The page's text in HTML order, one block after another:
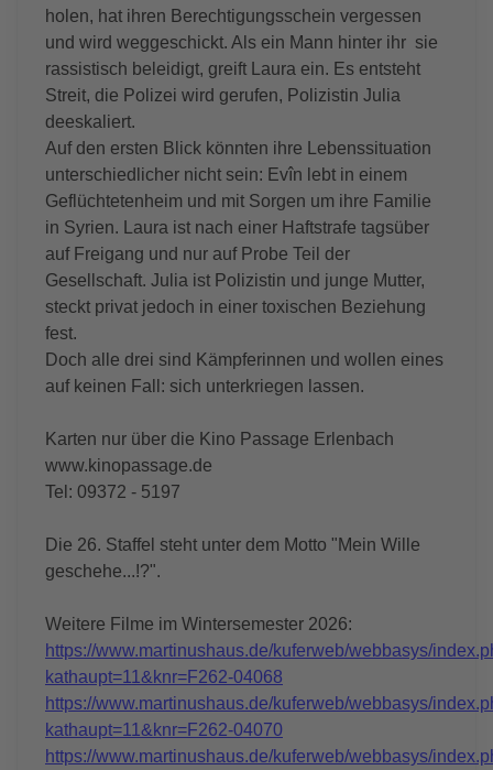
holen, hat ihren Berechtigungsschein vergessen
und wird weggeschickt. Als ein Mann hinter ihr sie
rassistisch beleidigt, greift Laura ein. Es entsteht
Streit, die Polizei wird gerufen, Polizistin Julia
deeskaliert.
Auf den ersten Blick könnten ihre Lebenssituation
unterschiedlicher nicht sein: Evîn lebt in einem
Geflüchtetenheim und mit Sorgen um ihre Familie
in Syrien. Laura ist nach einer Haftstrafe tagsüber
auf Freigang und nur auf Probe Teil der
Gesellschaft. Julia ist Polizistin und junge Mutter,
steckt privat jedoch in einer toxischen Beziehung
fest.
Doch alle drei sind Kämpferinnen und wollen eines
auf keinen Fall: sich unterkriegen lassen.
Karten nur über die Kino Passage Erlenbach
www.kinopassage.de
Tel: 09372 - 5197
Die 26. Staffel steht unter dem Motto "Mein Wille
geschehe...!?".
Weitere Filme im Wintersemester 2026:
https://www.martinushaus.de/kuferweb/webbasys/
kathaupt=11&knr=F262-04068
https://www.martinushaus.de/kuferweb/webbasys/
kathaupt=11&knr=F262-04070
https://www.martinushaus.de/kuferweb/webbasys/